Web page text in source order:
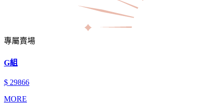
專屬賣場
G組
$ 29866
MORE